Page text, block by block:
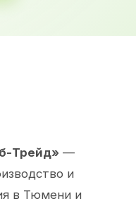
Трейд» —
и
в Тюмени и